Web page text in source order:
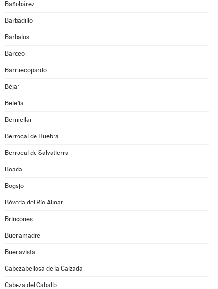
Bañobárez
Barbadillo
Barbalos
Barceo
Barruecopardo
Béjar
Beleña
Bermellar
Berrocal de Huebra
Berrocal de Salvatierra
Boada
Bogajo
Bóveda del Río Almar
Brincones
Buenamadre
Buenavista
Cabezabellosa de la Calzada
Cabeza del Caballo